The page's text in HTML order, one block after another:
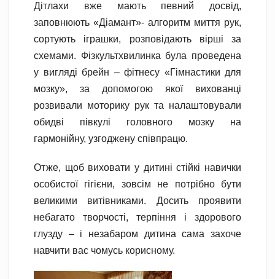
Дітлахи вже мають певний досвід,
заповнюють «Діамант»- алгоритм миття рук,
сортують іграшки, розповідають вірші за
схемами. Фізкультхвилинка була проведена
у вигляді брейн – фітнесу «Гімнастики для
мозку», за допомогою якої вихованці
розвивали моторику рук та налаштовували
обидві півкулі головного мозку на
гармонійну, узгоджену співпрацю.
Отже, щоб виховати у дитині стійкі навички
особистої гігієни, зовсім не потрібно бути
великими витівниками. Досить проявити
небагато творчості, терпіння і здорового
глузду – і незабаром дитина сама захоче
навчити вас чомусь корисному.